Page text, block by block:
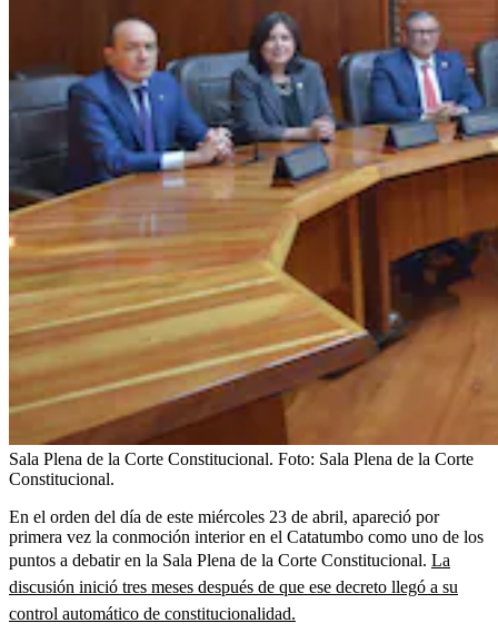
Sala Plena de la Corte Constitucional. Foto: Sala Plena de la Corte
Constitucional.
En el orden del día de este miércoles 23 de abril, apareció por
primera vez la conmoción interior en el Catatumbo como uno de los
puntos a debatir en la Sala Plena de la Corte Constitucional. La
discusión inició tres meses después de que ese decreto llegó a su
control automático de constitucionalidad.